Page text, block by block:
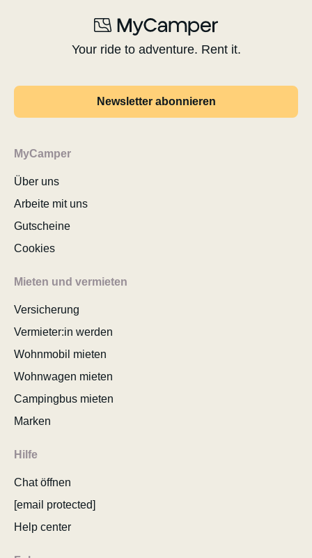
Your ride to adventure. Rent it.
Newsletter abonnieren
MyCamper
Über uns
Arbeite mit uns
Gutscheine
Cookies
Mieten und vermieten
Versicherung
Vermieter:in werden
Wohnmobil mieten
Wohnwagen mieten
Campingbus mieten
Marken
Hilfe
Chat öffnen
[email protected]
Help center